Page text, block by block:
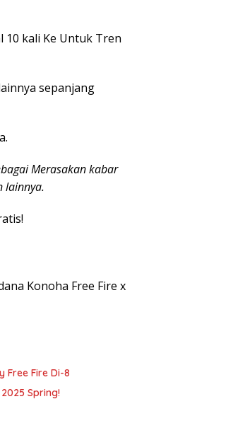
10 kali Ke Untuk Tren
sepanjang
Merasakan kabar
lainnya.
Konoha Free Fire x
Free Fire Di-8
Spring!